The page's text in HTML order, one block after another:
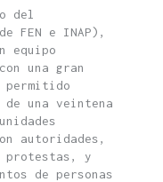
del
FEN e INAP),
equipo
una gran
una veintena
autoridades,
protestas, y
de personas